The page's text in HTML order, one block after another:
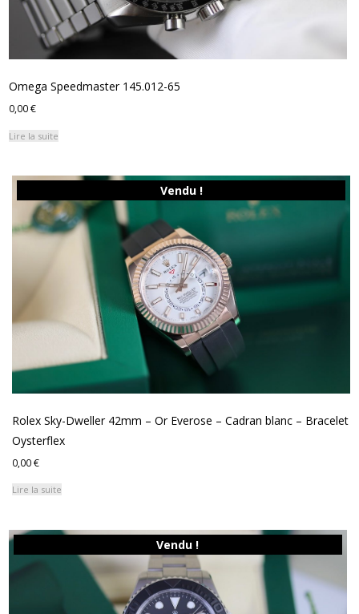
Omega Speedmaster 145.012-65
0,00€
Lire la suite
Vendu !
Rolex Sky-Dweller 42mm – Or Everose – Cadran blanc – Bracelet
Oysterflex
0,00€
Lire la suite
Vendu !